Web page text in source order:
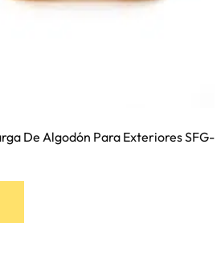
De Algodón Para Exteriores SFG-